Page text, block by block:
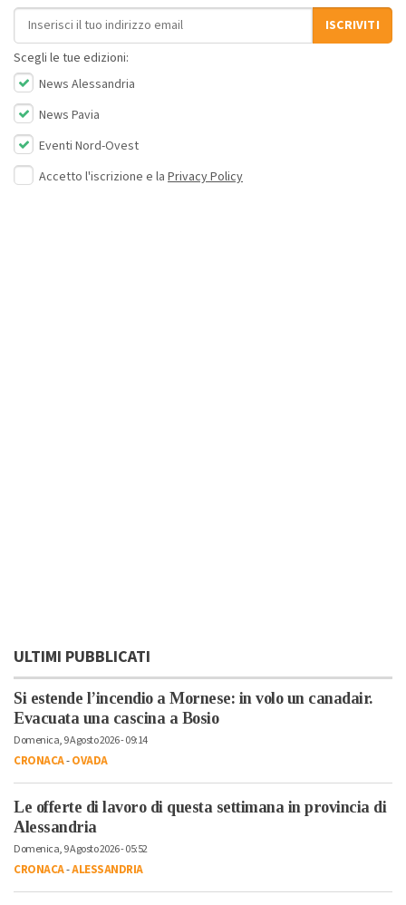
Indirizzo email
ISCRIVITI
Scegli le tue edizioni:
News Alessandria
News Pavia
Eventi Nord-Ovest
Accetto l'iscrizione e la Privacy Policy
ULTIMI PUBBLICATI
Si estende l’incendio a Mornese: in volo un canadair.
Evacuata una cascina a Bosio
Domenica, 9 Agosto 2026 - 09:14
CRONACA-OVADA
Le offerte di lavoro di questa settimana in provincia di
Alessandria
Domenica, 9 Agosto 2026 - 05:52
CRONACA-ALESSANDRIA